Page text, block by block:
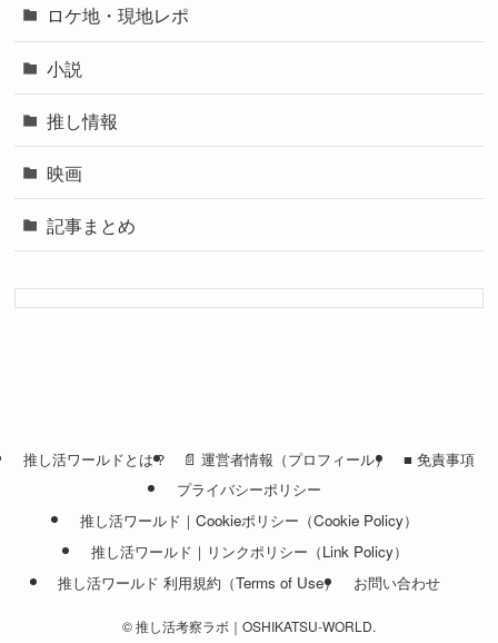
ロケ地・現地レポ
小説
推し情報
映画
記事まとめ
推し活ワールドとは？ 📄 運営者情報（プロフィール）
■ 免責事項
プライバシーポリシー
推し活ワールド｜Cookieポリシー（Cookie Policy）
推し活ワールド｜リンクポリシー（Link Policy）
推し活ワールド 利用規約（Terms of Use）
お問い合わせ
©推し活考察ラボ｜OSHIKATSU-WORLD.